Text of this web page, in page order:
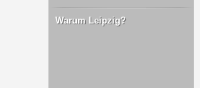
Warum Leipzig?